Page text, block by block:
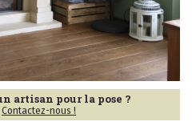
artisan pour la pose ?
Contactez-nous !